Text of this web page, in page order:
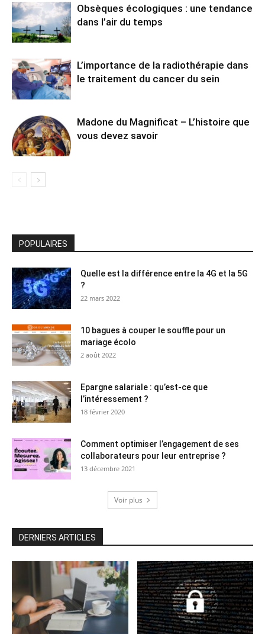
Obsèques écologiques : une tendance
dans l’air du temps
L’importance de la radiothérapie dans
le traitement du cancer du sein
Madone du Magnificat – L’histoire que
vous devez savoir
POPULAIRES
Quelle est la différence entre la 4G et la 5G
?
22 mars 2022
10 bagues à couper le souffle pour un
mariage écolo
2 août 2022
Epargne salariale : qu’est-ce que
l’intéressement ?
18 février 2020
Comment optimiser l’engagement de ses
collaborateurs pour leur entreprise ?
13 décembre 2021
Voir plus
DERNIERS ARTICLES